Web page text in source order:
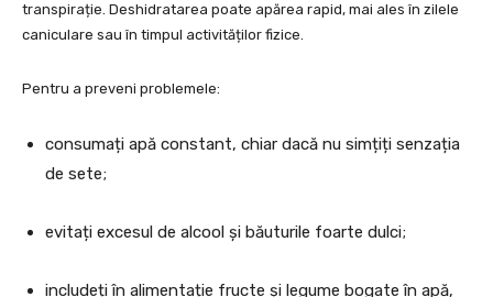
transpirație. Deshidratarea poate apărea rapid, mai ales în zilele
caniculare sau în timpul activităților fizice.
Pentru a preveni problemele:
consumați apă constant, chiar dacă nu simțiți senzația
de sete;
evitați excesul de alcool și băuturile foarte dulci;
includeți în alimentație fructe și legume bogate în apă,